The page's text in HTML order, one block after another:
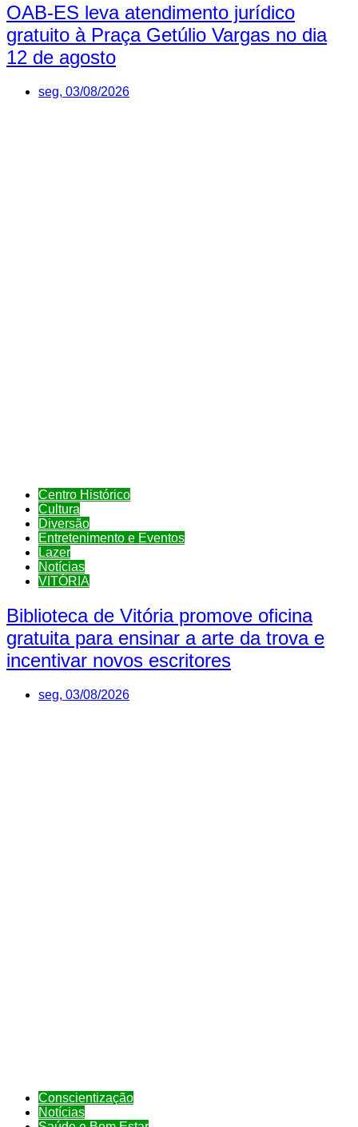
OAB-ES leva atendimento jurídico
gratuito à Praça Getúlio Vargas no dia
12 de agosto
seg, 03/08/2026
Centro Histórico
Cultura
Diversão
Entretenimento e Eventos
Lazer
Notícias
VITÓRIA
Biblioteca de Vitória promove oficina
gratuita para ensinar a arte da trova e
incentivar novos escritores
seg, 03/08/2026
Conscientização
Notícias